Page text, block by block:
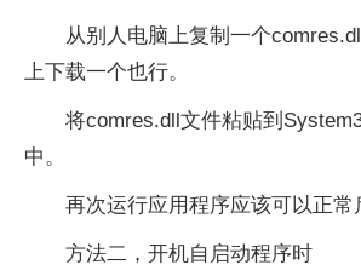
从别人电脑上复制一个
上下载一个也行。
将comres.dll文件粘贴到
中。
再次运行应用程序应该可以正常
方法二，开机自启动程序时